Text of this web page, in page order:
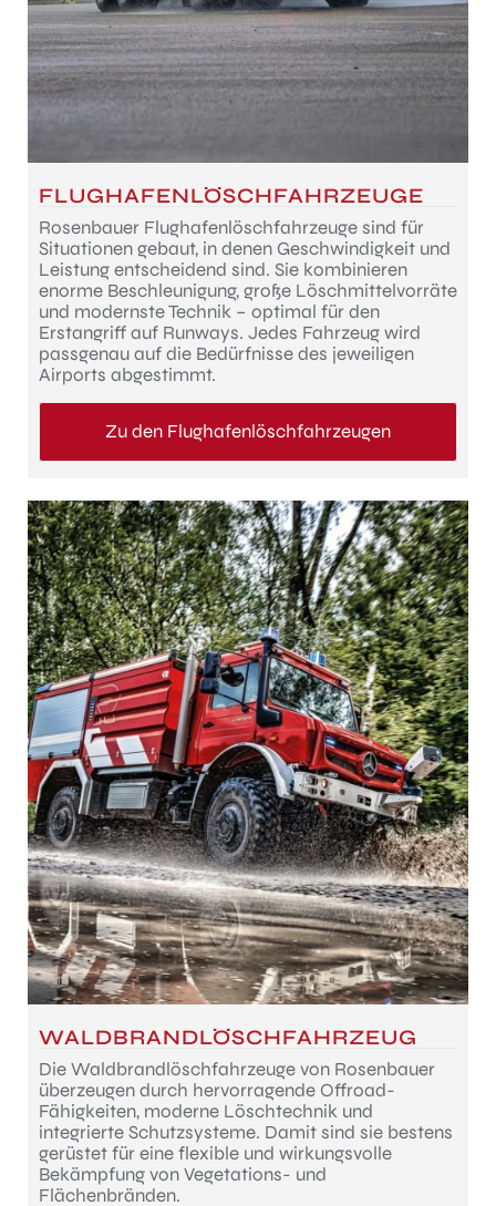
FLUGHAFENLÖSCHFAHRZEUGE
Rosenbauer Flughafenlöschfahrzeuge sind für
Situationen gebaut, in denen Geschwindigkeit und
Leistung entscheidend sind. Sie kombinieren
enorme Beschleunigung, große Löschmittelvorräte
und modernste Technik – optimal für den
Erstangriff auf Runways. Jedes Fahrzeug wird
passgenau auf die Bedürfnisse des jeweiligen
Airports abgestimmt.
Zu den Flughafenlöschfahrzeugen
WALDBRANDLÖSCHFAHRZEUG
Die Waldbrandlöschfahrzeuge von Rosenbauer
überzeugen durch hervorragende Offroad-
Fähigkeiten, moderne Löschtechnik und
integrierte Schutzsysteme. Damit sind sie bestens
gerüstet für eine flexible und wirkungsvolle
Bekämpfung von Vegetations- und
Flächenbränden.